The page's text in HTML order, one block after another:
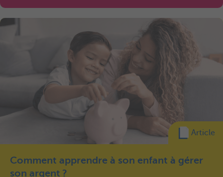
Article
Comment apprendre à son enfant à gérer
son argent ?